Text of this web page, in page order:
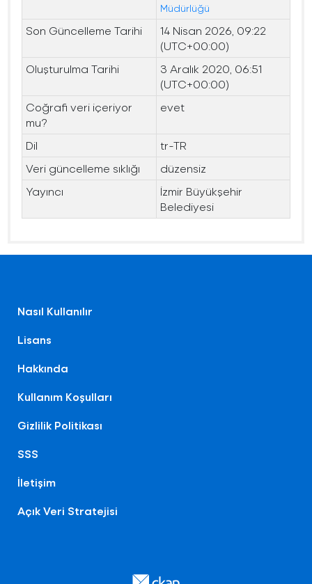
Müdürlüğü
Son Güncelleme Tarihi
14 Nisan 2026, 09:22
(UTC+00:00)
Oluşturulma Tarihi
3 Aralık 2020, 06:51
(UTC+00:00)
Coğrafi veri içeriyor
mu?
evet
Dil
tr-TR
Veri güncelleme sıklığı
düzensiz
Yayıncı
İzmir Büyükşehir
Belediyesi
Nasıl Kullanılır
Lisans
Hakkında
Kullanım Koşulları
Gizlilik Politikası
SSS
İletişim
Açık Veri Stratejisi